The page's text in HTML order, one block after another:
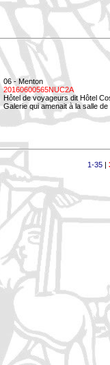
06 - Menton
20160600565NUC2A
Hôtel de voyageurs dit Hôtel
Galerie qui amenait à la salle
1-35|